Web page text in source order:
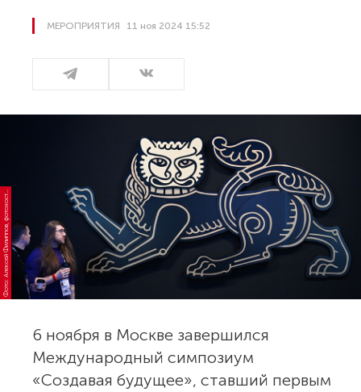
МЕРОПРИЯТИЯ 11 ноя 2024 15:52
Ф
о
т
о:
А
л
е
к
с
е
й
Ф
и
л
и
п
п
о
в,
ф
о
т
о
х
о
с
т
-
а
г
е
н
т
с
т
в
о
Р
И
А
Н
о
в
о
с
т
и
6 ноября в Москве завершился
Международный симпозиум
«Создавая будущее», ставший первым